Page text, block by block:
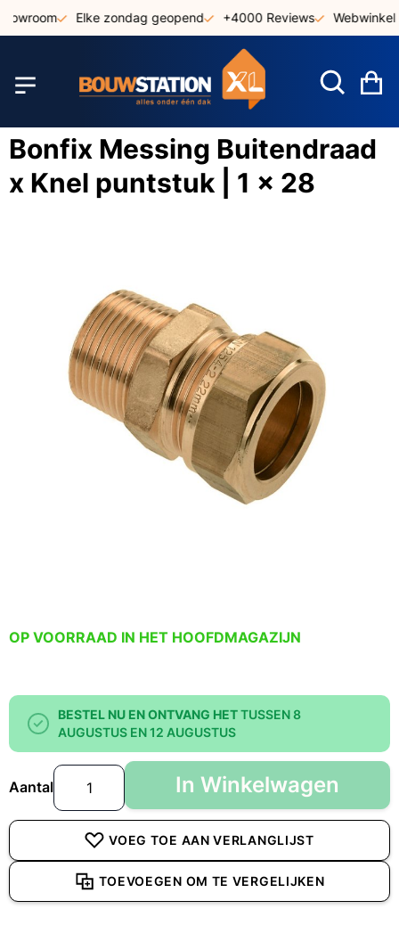
naar
Elke zondag geopend +4000 Reviews Webwinkel
Bonfix Messing Buitendraad
x Knel puntstuk | 1 x 28
OP VOORRAAD IN HET HOOFDMAGAZIJN
BESTEL NU EN ONTVANG HETTUSSEN 8
AUGUSTUS EN 12 AUGUSTUS
Aantal In Winkelwagen
VOEG TOE AAN VERLANGLIJST
TOEVOEGEN OM TE VERGELIJKEN